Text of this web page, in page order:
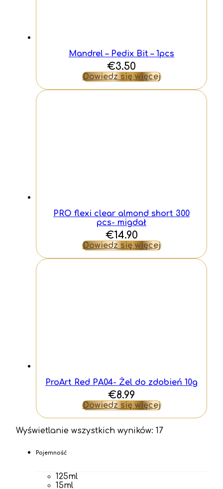
Mandrel – Pedix Bit – 1pcs
€3.50
Dowiedz się więcej
PRO flexi clear almond short 300
pcs- migdał
€14.90
Dowiedz się więcej
ProArt Red PA04- Żel do zdobień 10g
€8.99
Dowiedz się więcej
Wyświetlanie wszystkich wyników: 17
Pojemność
125ml
15ml